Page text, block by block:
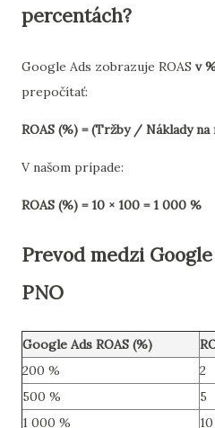
percentách?
Google Ads zobrazuje ROAS v
prepočítať:
ROAS (%) = (Tržby / Náklady na
V našom prípade:
ROAS (%) = 10 × 100 = 1 000 %
Prevod medzi Google
PNO
Google Ads ROAS (%)
200 %
2
500 %
5
1 000 %
10